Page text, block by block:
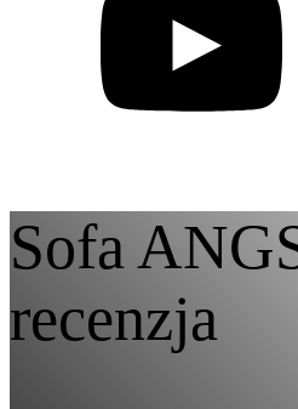
Sofa
recenzja